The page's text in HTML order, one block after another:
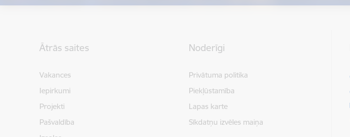
Ātrās saites
Vakances
Iepirkumi
Projekti
Pašvaldība
Noderīgi
Privātuma politika
Piekļūstamība
Lapas karte
Sīkdatņu izvēles maiņa